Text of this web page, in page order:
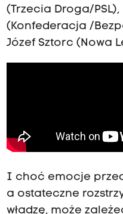
(Trzecia Droga/
(Konfederacja /
Józef Sztorc (Nowa
I choć emocje
a ostateczne
władzę, może